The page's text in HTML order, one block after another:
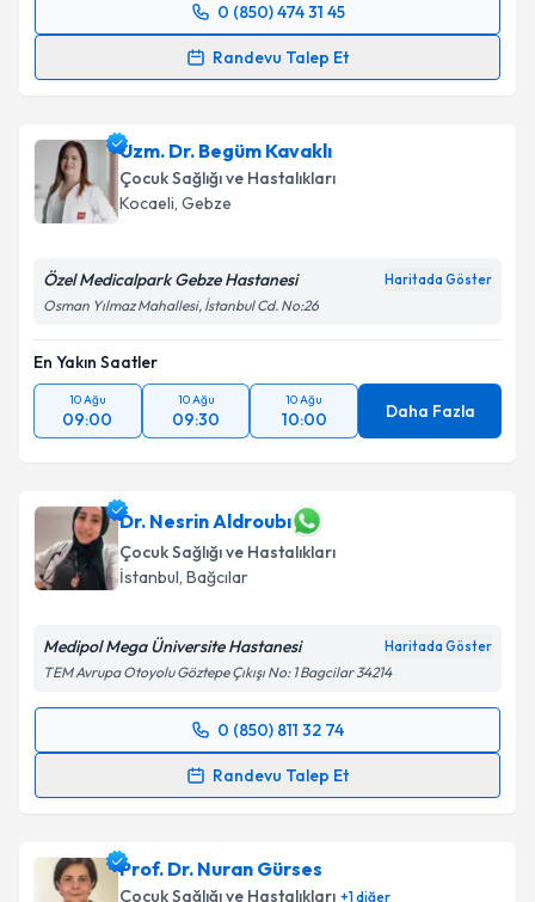
0 (850) 474 31 45
Randevu Talep Et
Randevu Takvimi Talebi
takvim hazırlandığında e-posta ile bilgilendireceğiz.
E-posta Adresiniz
Kişisel verilerimin işlenmesine ilişkin
Metni'ni okudum ve kişisel verilerimin belirtilen
kapsamda işlenmesini kabul ediyorum.
Takvim Talebini Gönder
Uzm. Dr. Begüm Kavaklı
Çocuk Sağlığı ve Hastalıkları
Kocaeli, Gebze
Özel Medicalpark Gebze Hastanesi Haritada Göster
Osman Yılmaz Mahallesi, İstanbul Cd. No:26
En Yakın Saatler
10 Ağu
09:00
10 Ağu
09:30
10 Ağu
10:00 Daha Fazla
Dr. Nesrin Aldroubı
Çocuk Sağlığı ve Hastalıkları
İstanbul, Bağcılar
Medipol Mega Üniversite Hastanesi Haritada Göster
TEM Avrupa Otoyolu Göztepe Çıkışı No: 1 Bagcilar 34214
0 (850) 811 32 74
Randevu Talep Et
Randevu Takvimi Talebi
takvim hazırlandığında e-posta ile bilgilendireceğiz.
Prof. Dr. Nuran Gürses
Çocuk Sağlığı ve Hastalıkları +1diğer